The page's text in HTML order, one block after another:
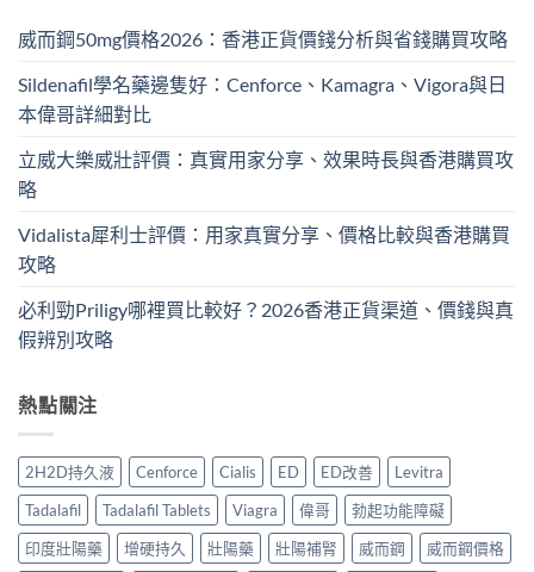
威而鋼50mg價格2026：香港正貨價錢分析與省錢購買攻略
Sildenafil學名藥邊隻好：Cenforce、Kamagra、Vigora與日
本偉哥詳細對比
立威大樂威壯評價：真實用家分享、效果時長與香港購買攻
略
Vidalista犀利士評價：用家真實分享、價格比較與香港購買
攻略
必利勁Priligy哪裡買比較好？2026香港正貨渠道、價錢與真
假辨別攻略
熱點關注
2H2D持久液 Cenforce Cialis ED ED改善
Levitra
Tadalafil
Tadalafil Tablets Viagra 偉哥
勃起功能障礙
印度壯陽藥
增硬持久 壯陽藥 壯陽補腎 威而鋼 威而鋼價格